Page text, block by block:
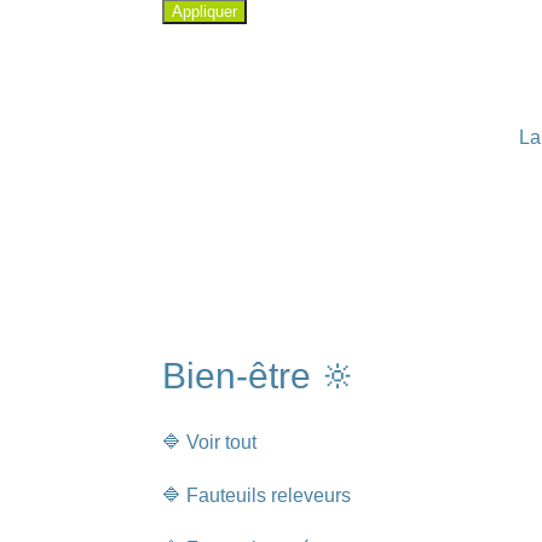
Appliquer
Bien-être 🔆
🔷 Voir tout
🔷 Fauteuils releveurs